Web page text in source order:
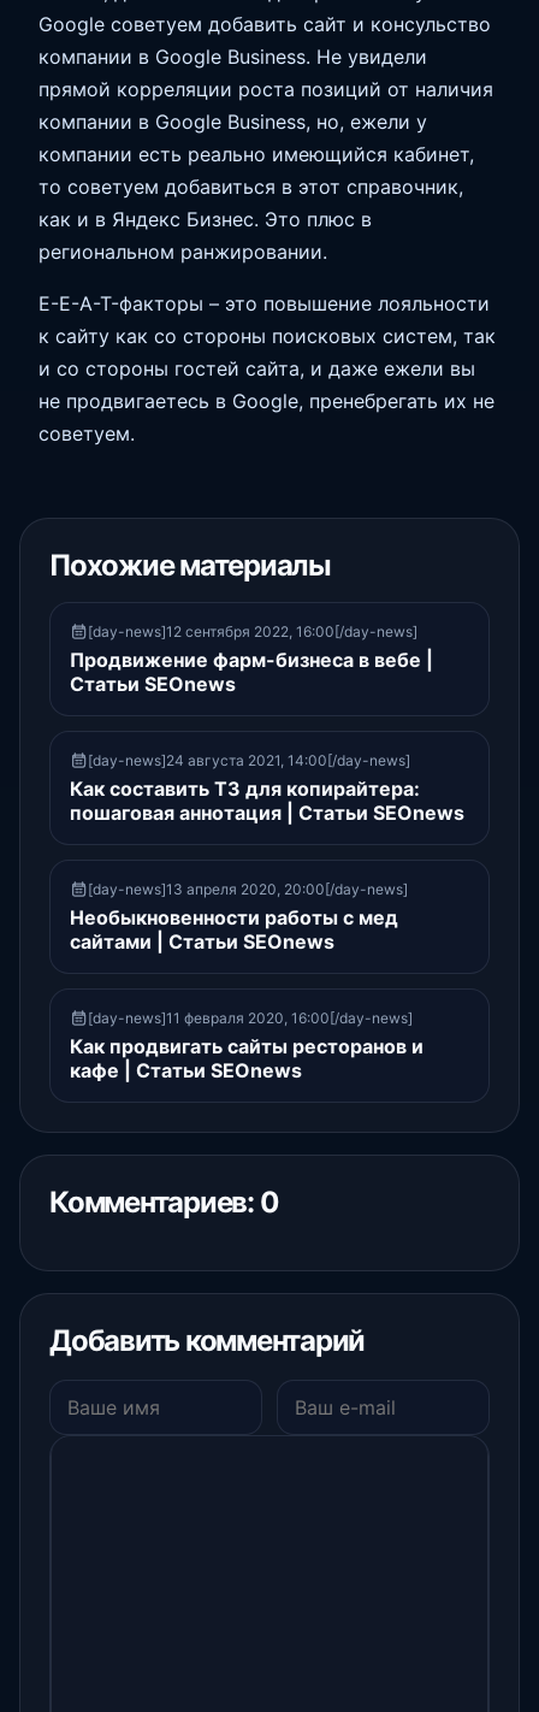
Google советуем добавить сайт и консульство
компании в Google Business. Не увидели
прямой корреляции роста позиций от наличия
компании в Google Business, но, ежели у
компании есть реально имеющийся кабинет,
то советуем добавиться в этот справочник,
как и в Яндекс Бизнес. Это плюс в
региональном ранжировании.
E-E-A-T-факторы – это повышение лояльности
к сайту как со стороны поисковых систем, так
и со стороны гостей сайта, и даже ежели вы
не продвигаетесь в Google, пренебрегать их не
советуем.
Похожие материалы
[day-news]12 сентября 2022, 16:00[/day-news]
Продвижение фарм-бизнеса в вебе |
Статьи SEOnews
[day-news]24 августа 2021, 14:00[/day-news]
Как составить ТЗ для копирайтера:
пошаговая аннотация | Статьи SEOnews
[day-news]13 апреля 2020, 20:00[/day-news]
Необыкновенности работы с мед
сайтами | Статьи SEOnews
[day-news]11 февраля 2020, 16:00[/day-news]
Как продвигать сайты ресторанов и
кафе | Статьи SEOnews
Комментариев: 0
Добавить комментарий